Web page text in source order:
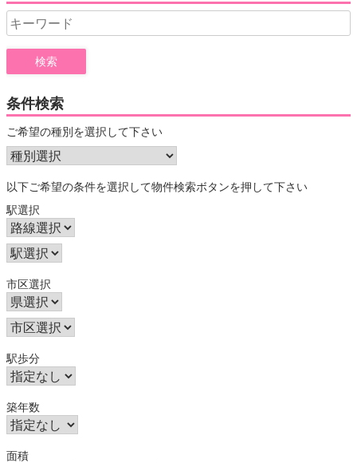
Search
for:
条件検索
ご希望の種別を選択して下さい
以下ご希望の条件を選択して物件検索ボタンを押して下さい
駅選択
市区選択
駅歩分
築年数
面積